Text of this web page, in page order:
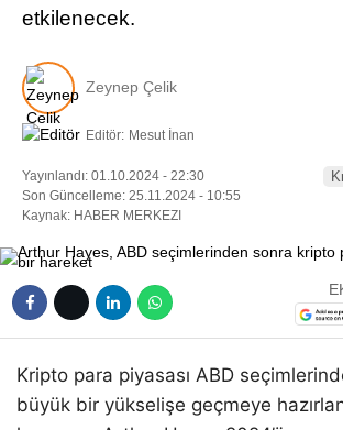
etkilenecek.
Zeynep Çelik
Editör: Mesut İnan
Yayınlandı: 01.10.2024 - 22:30
Son Güncelleme: 25.11.2024 - 10:55
Kaynak: HABER MERKEZI
Kripto para piyasası ABD
büyük bir yükselişe geçmeye